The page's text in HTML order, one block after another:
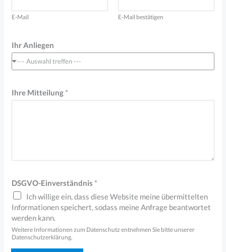
E-Mail E-Mail bestätigen
i
a
-
E
n
Ihr Anliegen
--- Auswahl treffen ---
Ihre Mitteilung *
DSGVO-Einverständnis *
Ich willige ein, dass diese Website meine übermittelten
Informationen speichert, sodass meine Anfrage beantwortet
werden kann.
Weitere Informationen zum Datenschutz entnehmen Sie bitte unserer
Datenschutzerklärung.